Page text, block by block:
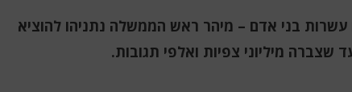
בני אדם – מיהר ראש הממשלה נתניהו להוציא
שצברה מיליוני צפיות ואלפי תגובות.